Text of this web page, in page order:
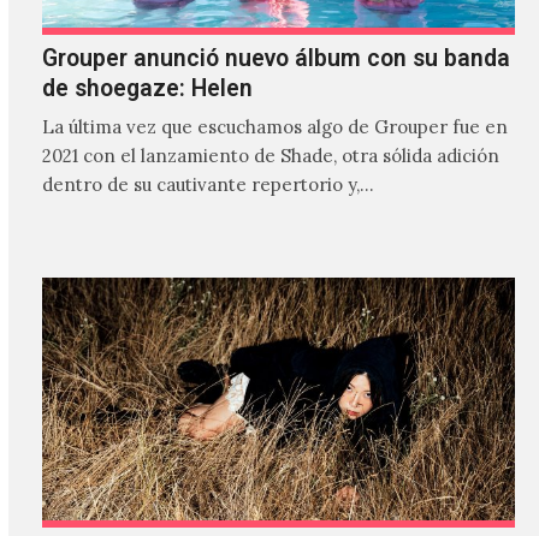
Grouper anunció nuevo álbum con su banda
de shoegaze: Helen
La última vez que escuchamos algo de Grouper fue en
2021 con el lanzamiento de Shade, otra sólida adición
dentro de su cautivante repertorio y,…